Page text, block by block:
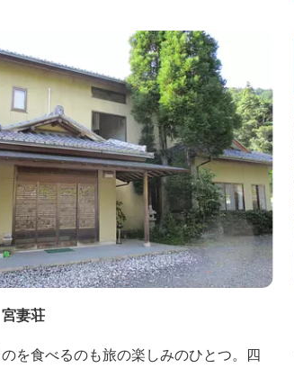
sunpia-iga.co.jp ※日替わりランチ、
などがタイムリーにチェックできま
妻荘
を食べるのも旅の楽しみのひとつ。四